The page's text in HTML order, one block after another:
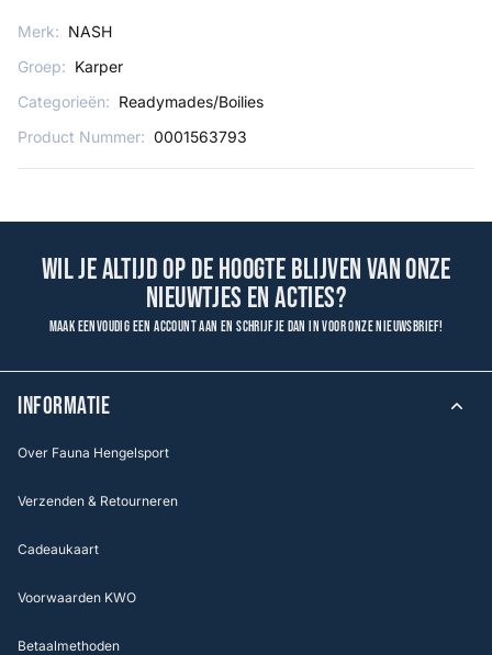
Merk: NASH
Groep: Karper
Categorieën: Readymades/Boilies
Product Nummer: 0001563793
Wil je altijd op de hoogte blijven van onze
nieuwtjes en acties?
Maak eenvoudig een account aan en schrijf je dan in voor onze nieuwsbrief!
INFORMATIE
Over Fauna Hengelsport
Verzenden & Retourneren
Cadeaukaart
Voorwaarden KWO
Betaalmethoden